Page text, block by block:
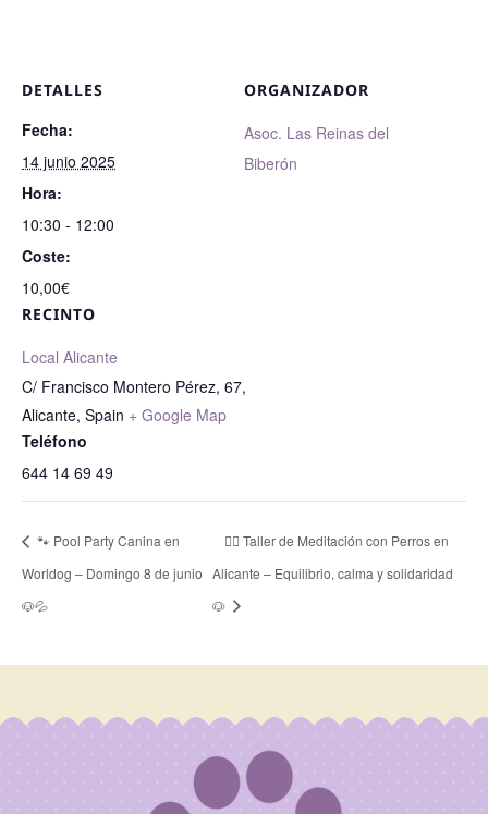
DETALLES
Fecha:
14 junio 2025
Hora:
10:30 - 12:00
Coste:
10,00€
RECINTO
Local Alicante
C/ Francisco Montero Pérez, 67,
Alicante, Spain + Google Map
Teléfono
644 14 69 49
ORGANIZADOR
Asoc. Las Reinas del
Biberón
🐾 Pool Party Canina en
Worldog – Domingo 8 de junio
🐶💦
🧘‍♀️ Taller de Meditación con Perros en
Alicante – Equilibrio, calma y solidaridad
🐶